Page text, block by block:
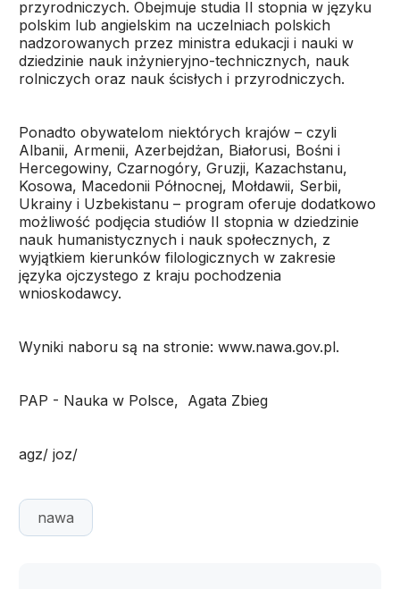
przyrodniczych. Obejmuje studia II stopnia w języku
polskim lub angielskim na uczelniach polskich
nadzorowanych przez ministra edukacji i nauki w
dziedzinie nauk inżynieryjno-technicznych, nauk
rolniczych oraz nauk ścisłych i przyrodniczych.
Ponadto obywatelom niektórych krajów – czyli
Albanii, Armenii, Azerbejdżan, Białorusi, Bośni i
Hercegowiny, Czarnogóry, Gruzji, Kazachstanu,
Kosowa, Macedonii Północnej, Mołdawii, Serbii,
Ukrainy i Uzbekistanu – program oferuje dodatkowo
możliwość podjęcia studiów II stopnia w dziedzinie
nauk humanistycznych i nauk społecznych, z
wyjątkiem kierunków filologicznych w zakresie
języka ojczystego z kraju pochodzenia
wnioskodawcy.
Wyniki naboru są na stronie: www.nawa.gov.pl.
PAP - Nauka w Polsce, Agata Zbieg
agz/ joz/
nawa